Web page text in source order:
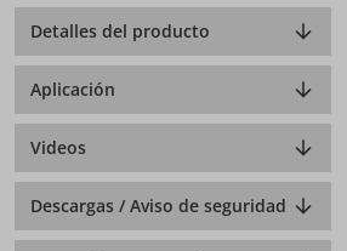
Detalles del producto
Aplicación
Videos
Descargas / Aviso de seguridad